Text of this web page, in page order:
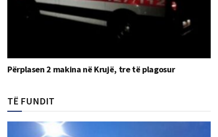
Përplasen 2 makina në Krujë, tre të plagosur
TË FUNDIT